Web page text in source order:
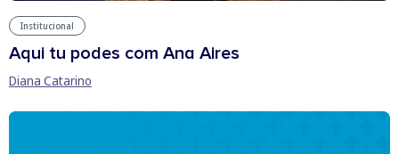
Institucional
Aqui tu podes com Ana Aires
Diana Catarino